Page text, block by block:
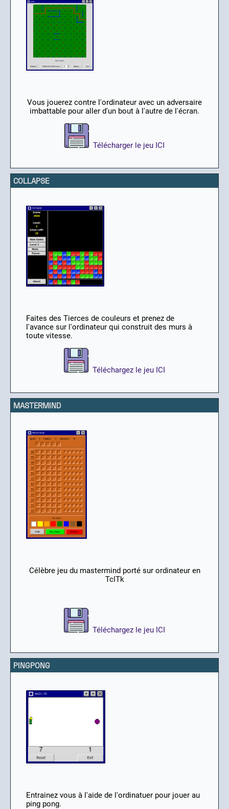
Vous jouerez contre l'ordinateur avec un adversaire
imbattable pour aller d'un bout à l'autre de l'écran.
Télécharger le jeu ICI
COLLAPSE
Faites des Tierces de couleurs et prenez de
l'avance sur l'ordinateur qui construit des murs à
toute vitesse.
Téléchargez le jeu ICI
MASTERMIND
Célèbre jeu du mastermind porté sur ordinateur en
TclTk
Téléchargez le jeu ICI
PINGPONG
Entrainez vous à l'aide de l'ordinatuer pour jouer au
ping pong.